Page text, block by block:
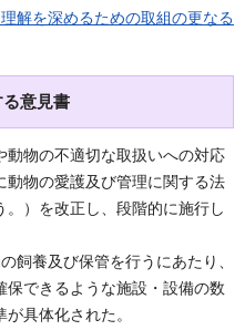
解を深めるための取組の更なる
意見書
動物の不適切な取扱いへの対応
物の愛護及び管理に関する法
）を改正し、段階的に施行し
飼養及び保管を行うにあたり、
できるような施設・設備の数
具体化された。